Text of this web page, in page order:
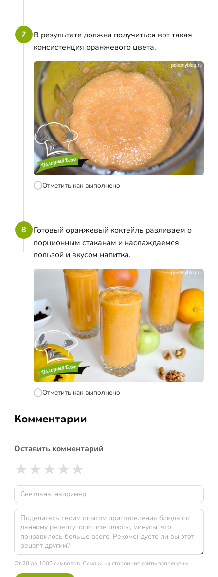
7
В результате должна получиться вот такая
консистенция оранжевого цвета.
Отметить как выполнено
8
Готовый оранжевый коктейль разливаем о
порционным стаканам и наслаждаемся
пользой и вкусом напитка.
Отметить как выполнено
Комментарии
Оставить комментарий
★★★★★
От 20 до 1000 символов. Ссылки на сторонние сайты запрещены.